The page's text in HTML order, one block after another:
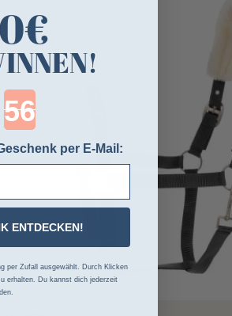
Countdown ends in:
per E-Mail:
ENTDECKEN!
per Zufall ausgewählt. Durch Klicken
erhalten. Du kannst dich jederzeit